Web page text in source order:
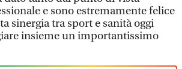
e sono estremamente felice
sinergia tra sport e sanità oggi
insieme un importantissimo